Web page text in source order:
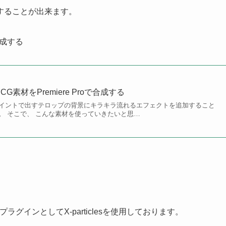
ことが出来ます。
する
素材をPremiere Proで合成する
ントで出すテロップの背景にキラキラ流れるエフェクトを追加すること
そこで、 こんな素材を使っていきたいと思…
グインとしてX-particlesを使用しております。